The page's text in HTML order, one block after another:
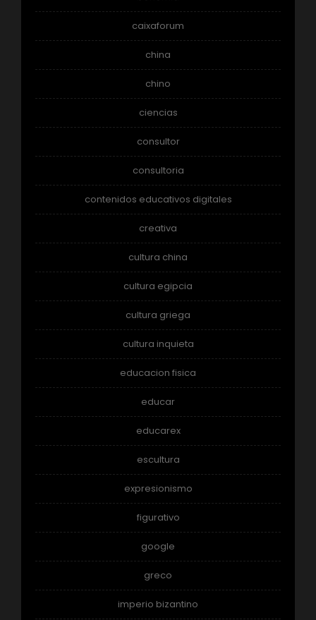
caixaforum
china
chino
ciencias
consultor
consultoria
contenidos educativos digitales
creativa
cultura china
cultura egipcia
cultura griega
cultura inquieta
educacion fisica
educar
educarex
escultura
expresionismo
figurativo
google
greco
imperio bizantino